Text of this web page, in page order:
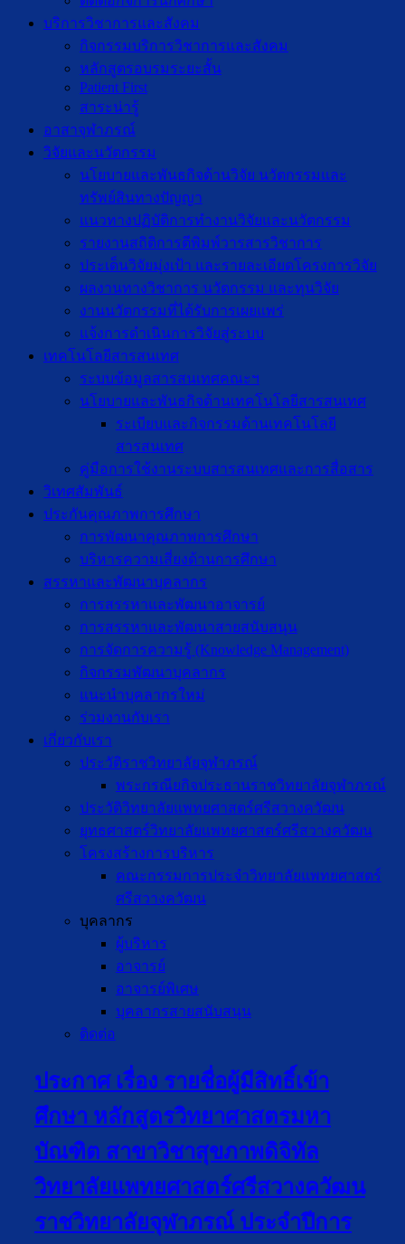
บริการวิชาการและสังคม
กิจกรรมบริการวิชาการและสังคม
หลักสูตรอบรมระยะสั้น
Patient First
สาระน่ารู้
อาสาจุฬาภรณ์
วิจัยและนวัตกรรม
นโยบายและพันธกิจด้านวิจัย นวัตกรรมและ
ทรัพย์สินทางปัญญา
แนวทางปฏิบัติการทำงานวิจัยและนวัตกรรม
รายงานสถิติการตีพิมพ์วารสารวิชาการ
ประเด็นวิจัยมุ่งเป้า และรายละเอียดโครงการวิจัย
ผลงานทางวิชาการ นวัตกรรม และทุนวิจัย
งานนวัตกรรมที่ได้รับการเผยแพร่
แจ้งการดำเนินการวิจัยสู่ระบบ
เทคโนโลยีสารสนเทศ
ระบบข้อมูลสารสนเทศคณะฯ
นโยบายและพันธกิจด้านเทคโนโลยีสารสนเทศ
ระเบียบและกิจกรรมด้านเทคโนโลยี
สารสนเทศ
คู่มือการใช้งานระบบสารสนเทศและการสื่อสาร
วิเทศสัมพันธ์
ประกันคุณภาพการศึกษา
การพัฒนาคุณภาพการศึกษา
บริหารความเสี่ยงด้านการศึกษา
สรรหาและพัฒนาบุคลากร
การสรรหาและพัฒนาอาจารย์
การสรรหาและพัฒนาสายสนับสนุน
การจัดการความรู้ (Knowledge Management)
กิจกรรมพัฒนาบุคลากร
แนะนำบุคลากรใหม่
ร่วมงานกับเรา
เกี่ยวกับเรา
ประวัติราชวิทยาลัยจุฬาภรณ์
พระกรณียกิจประธานราชวิทยาลัยจุฬาภรณ์
ประวัติวิทยาลัยแพทยศาสตร์ศรีสวางควัฒน
ยุทธศาสตร์วิทยาลัยแพทยศาสตร์ศรีสวางควัฒน
โครงสร้างการบริหาร
คณะกรรมการประจำวิทยาลัยแพทยศาสตร์
ศรีสวางควัฒน
บุคลากร
ผู้บริหาร
อาจารย์
อาจารย์พิเศษ
บุคลากรสายสนับสนุน
ติดต่อ
ประกาศ เรื่อง รายชื่อผู้มีสิทธิ์เข้า
ศึกษา หลักสูตรวิทยาศาสตรมหา
บัณฑิต สาขาวิชาสุขภาพดิจิทัล
วิทยาลัยแพทยศาสตร์ศรีสวางควัฒน
ราชวิทยาลัยจุฬาภรณ์ ประจำปีการ